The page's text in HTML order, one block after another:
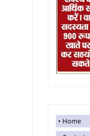
Home